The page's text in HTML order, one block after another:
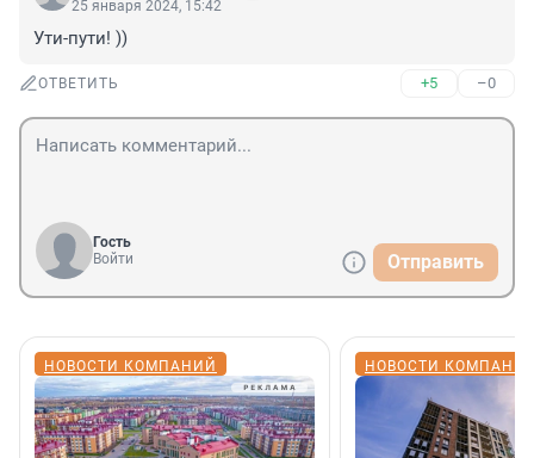
25 января 2024, 15:42
Ути-пути! ))
ОТВЕТИТЬ +5 –0
Гость
Войти
Отправить
НОВОСТИ КОМПАНИЙ НОВОСТИ